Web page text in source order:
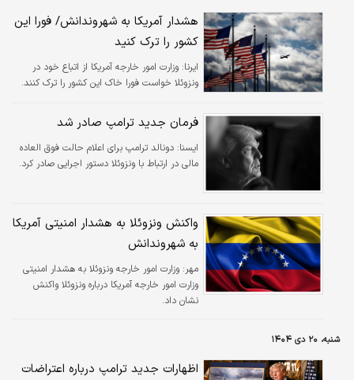
هشدار آمریکا به شهروندانش/ فورا این
کشور را ترک کنید
ایرنا: وزارت امور خارجه آمریکا از اتباع خود در
ونزوئلا خواست فورا خاک این کشور را ترک کنند.
فرمان جدید ترامپ صادر شد
ايسنا: دونالد ترامپ برای اعلام حالت فوق العاده
مالی در ارتباط با ونزوئلا دستور اجرایی صادر کرد.
واکنش ونزوئلا به هشدار امنیتی آمریکا
به شهروندانش
مهر: وزارت امور خارجه ونزوئلا به هشدار امنیتی
وزارت امور خارجه آمریکا درباره ونزوئلا واکنش
نشان داد.
شنبه، ۲۰ دی ۱۴۰۴
اظهارات جدید ترامپ درباره اعتراضات